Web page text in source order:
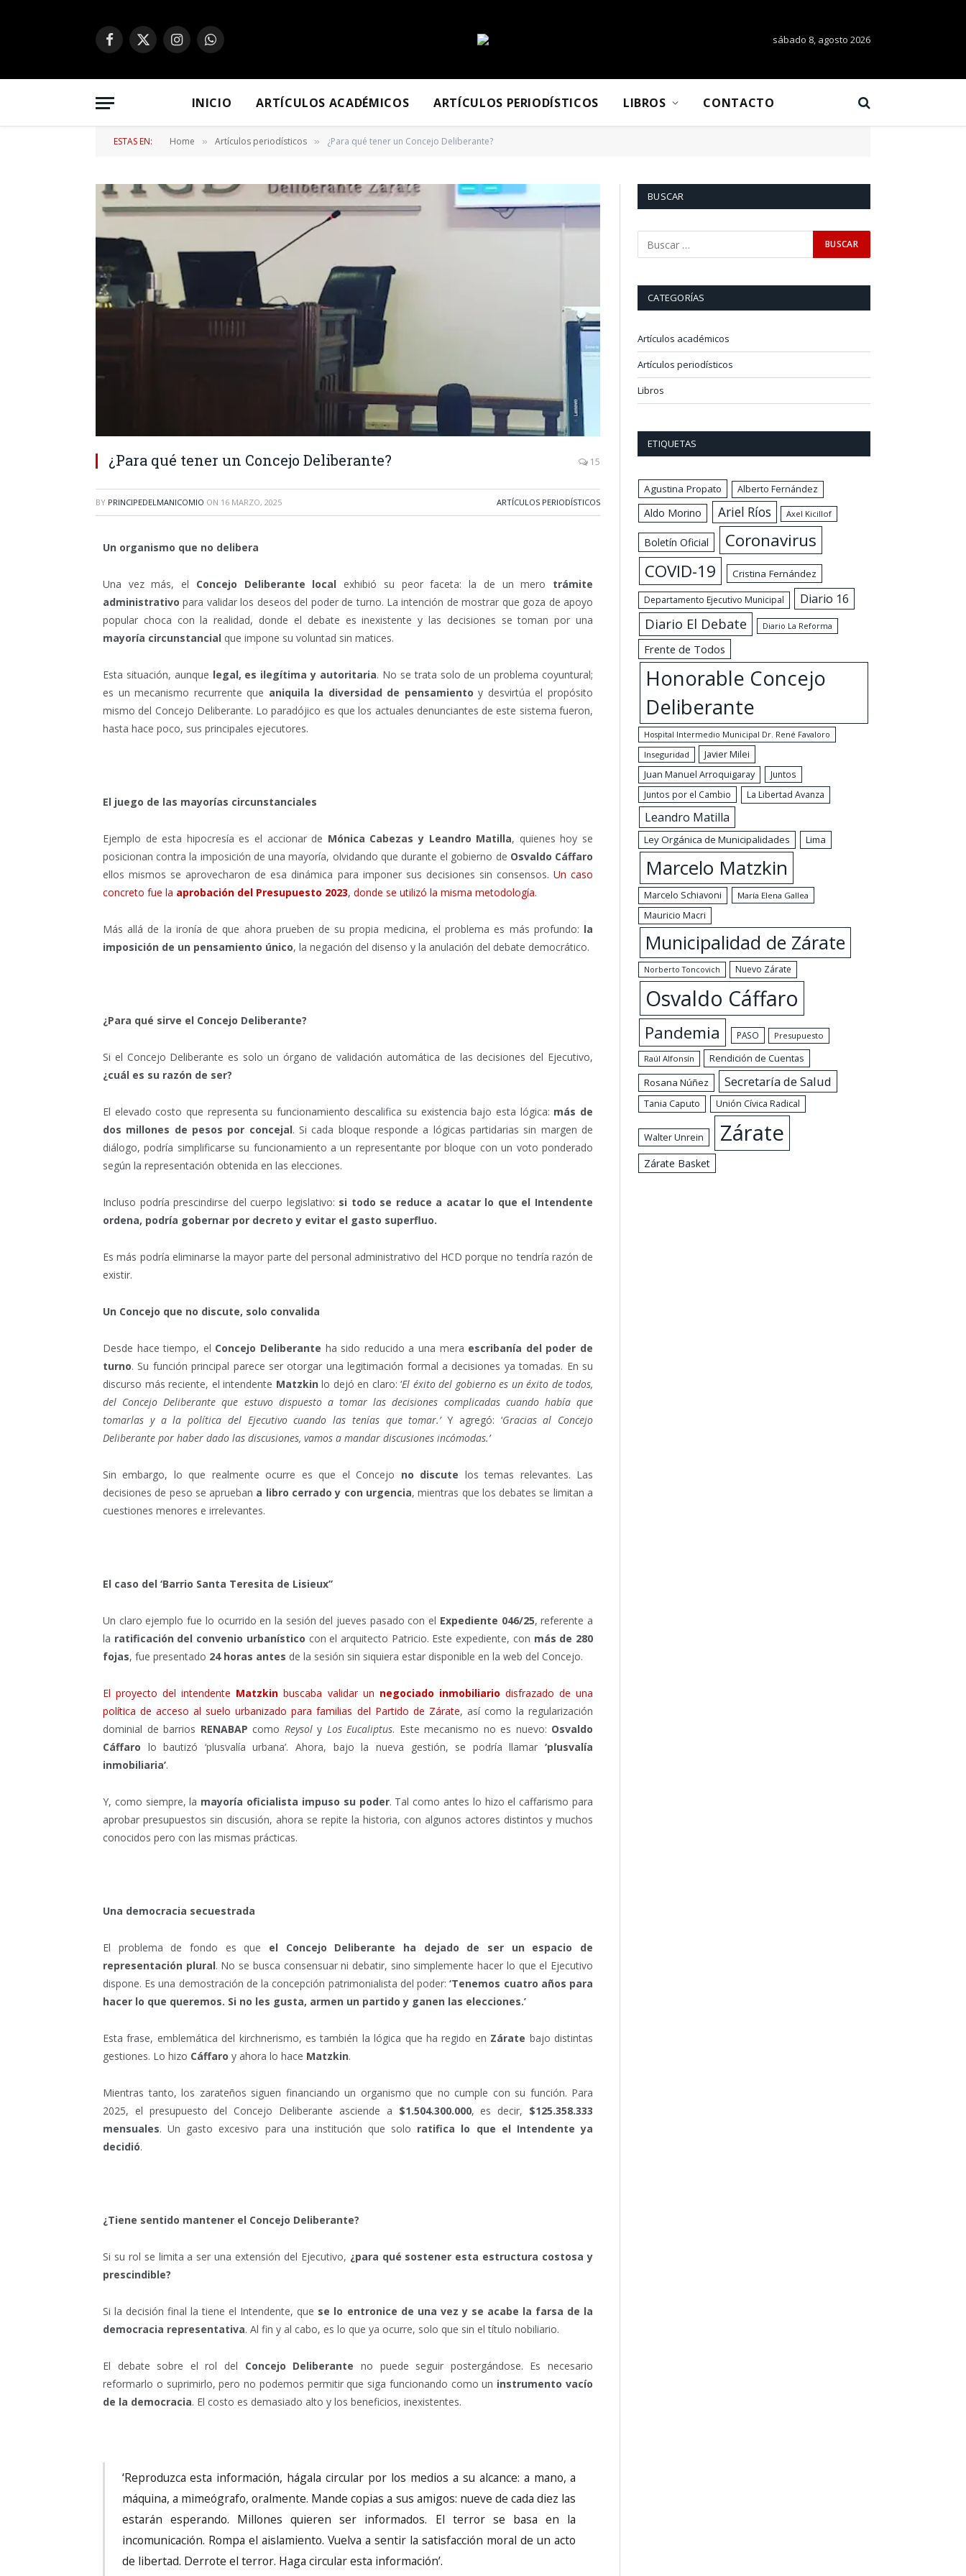
Facebook
X
InstagramWhatsApp sábado 8, agosto 2026
INICIO ARTÍCULOS ACADÉMICOS ARTÍCULOS PERIODÍSTICOS LIBROS CONTACTO
ESTAS EN: Home » Artículos periodísticos » ¿Para qué tener un Concejo Deliberante?
¿Para qué tener un Concejo Deliberante? 15
BY PRINCIPEDELMANICOMIO ON 16 MARZO, 2025 ARTÍCULOS PERIODÍSTICOS
Un organismo que no delibera
Una vez más, el Concejo Deliberante local exhibió su peor faceta: la de un mero trámite
administrativo para validar los deseos del poder de turno. La intención de mostrar que goza de apoyo
popular choca con la realidad, donde el debate es inexistente y las decisiones se toman por una
mayoría circunstancial que impone su voluntad sin matices.
Esta situación, aunque legal, es ilegítima y autoritaria. No se trata solo de un problema coyuntural;
es un mecanismo recurrente que aniquila la diversidad de pensamiento y desvirtúa el propósito
mismo del Concejo Deliberante. Lo paradójico es que los actuales denunciantes de este sistema fueron,
hasta hace poco, sus principales ejecutores.
El juego de las mayorías circunstanciales
Ejemplo de esta hipocresía es el accionar de Mónica Cabezas y Leandro Matilla, quienes hoy se
posicionan contra la imposición de una mayoría, olvidando que durante el gobierno de Osvaldo Cáffaro
ellos mismos se aprovecharon de esa dinámica para imponer sus decisiones sin consensos. Un caso
concreto fue la aprobación del Presupuesto 2023, donde se utilizó la misma metodología.
Más allá de la ironía de que ahora prueben de su propia medicina, el problema es más profundo: la
imposición de un pensamiento único, la negación del disenso y la anulación del debate democrático.
¿Para qué sirve el Concejo Deliberante?
Si el Concejo Deliberante es solo un órgano de validación automática de las decisiones del Ejecutivo,
¿cuál es su razón de ser?
El elevado costo que representa su funcionamiento descalifica su existencia bajo esta lógica: más de
dos millones de pesos por concejal. Si cada bloque responde a lógicas partidarias sin margen de
diálogo, podría simplificarse su funcionamiento a un representante por bloque con un voto ponderado
según la representación obtenida en las elecciones.
Incluso podría prescindirse del cuerpo legislativo: si todo se reduce a acatar lo que el Intendente
ordena, podría gobernar por decreto y evitar el gasto superfluo.
Es más podría eliminarse la mayor parte del personal administrativo del HCD porque no tendría razón de
existir.
Un Concejo que no discute, solo convalida
Desde hace tiempo, el Concejo Deliberante ha sido reducido a una mera escribanía del poder de
turno. Su función principal parece ser otorgar una legitimación formal a decisiones ya tomadas. En su
discurso más reciente, el intendente Matzkin lo dejó en claro: ‘El éxito del gobierno es un éxito de todos,
del Concejo Deliberante que estuvo dispuesto a tomar las decisiones complicadas cuando había que
tomarlas y a la política del Ejecutivo cuando las tenías que tomar.’ Y agregó: ‘Gracias al Concejo
Deliberante por haber dado las discusiones, vamos a mandar discusiones incómodas.’
Sin embargo, lo que realmente ocurre es que el Concejo no discute los temas relevantes. Las
decisiones de peso se aprueban a libro cerrado y con urgencia, mientras que los debates se limitan a
cuestiones menores e irrelevantes.
El caso del ‘Barrio Santa Teresita de Lisieux’’
Un claro ejemplo fue lo ocurrido en la sesión del jueves pasado con el Expediente 046/25, referente a
la ratificación del convenio urbanístico con el arquitecto Patricio. Este expediente, con más de 280
fojas, fue presentado 24 horas antes de la sesión sin siquiera estar disponible en la web del Concejo.
El proyecto del intendente Matzkin buscaba validar un negociado inmobiliario disfrazado de una
política de acceso al suelo urbanizado para familias del Partido de Zárate, así como la regularización
dominial de barrios RENABAP como Reysoly Los Eucaliptus. Este mecanismo no es nuevo: Osvaldo
Cáffaro lo bautizó ‘plusvalía urbana’. Ahora, bajo la nueva gestión, se podría llamar ‘plusvalía
inmobiliaria’.
Y, como siempre, la mayoría oficialista impuso su poder. Tal como antes lo hizo el caffarismo para
aprobar presupuestos sin discusión, ahora se repite la historia, con algunos actores distintos y muchos
conocidos pero con las mismas prácticas.
Una democracia secuestrada
El problema de fondo es que el Concejo Deliberante ha dejado de ser un espacio de
representación plural. No se busca consensuar ni debatir, sino simplemente hacer lo que el Ejecutivo
dispone. Es una demostración de la concepción patrimonialista del poder:‘Tenemos cuatro años para
hacer lo que queremos. Si no les gusta, armen un partido y ganen las elecciones.’
Esta frase, emblemática del kirchnerismo, es también la lógica que ha regido en Zárate bajo distintas
gestiones. Lo hizo Cáffaro y ahora lo hace Matzkin.
Mientras tanto, los zarateños siguen financiando un organismo que no cumple con su función. Para
2025, el presupuesto del Concejo Deliberante asciende a $1.504.300.000, es decir, $125.358.333
mensuales. Un gasto excesivo para una institución que solo ratifica lo que el Intendente ya
decidió.
¿Tiene sentido mantener el Concejo Deliberante?
Si su rol se limita a ser una extensión del Ejecutivo, ¿para qué sostener esta estructura costosa y
prescindible?
Si la decisión final la tiene el Intendente, que se lo entronice de una vez y se acabe la farsa de la
democracia representativa. Al fin y al cabo, es lo que ya ocurre, solo que sin el título nobiliario.
El debate sobre el rol del Concejo Deliberante no puede seguir postergándose. Es necesario
reformarlo o suprimirlo, pero no podemos permitir que siga funcionando como un instrumento vacío
de la democracia. El costo es demasiado alto y los beneficios, inexistentes.
‘Reproduzca esta información, hágala circular por los medios a su alcance: a mano, a
máquina, a mimeógrafo, oralmente. Mande copias a sus amigos: nueve de cada diez las
estarán esperando. Millones quieren ser informados. El terror se basa en la
incomunicación. Rompa el aislamiento. Vuelva a sentir la satisfacción moral de un acto
de libertad. Derrote el terror. Haga circular esta información’.
BUSCAR
CATEGORÍAS
Artículos académicos
Artículos periodísticos
Libros
ETIQUETAS
Agustina Propato Alberto Fernández
Aldo Morino Ariel Ríos Axel Kicillof
Boletín Oficial
Coronavirus
COVID-19
Cristina Fernández
Departamento Ejecutivo Municipal Diario 16
Diario El Debate Diario La Reforma
Frente de Todos
Honorable Concejo
Deliberante
Hospital Intermedio Municipal Dr. René Favaloro
Inseguridad
Javier Milei
Juan Manuel Arroquigaray
Juntos
Juntos por el Cambio
La Libertad Avanza
Leandro Matilla
Ley Orgánica de Municipalidades Lima
Marcelo Matzkin
Marcelo Schiavoni María Elena Gallea
Mauricio Macri
Municipalidad de Zárate
Norberto Toncovich Nuevo Zárate
Osvaldo Cáffaro
Pandemia PASO Presupuesto
Raúl Alfonsín
Rendición de Cuentas
Rosana Núñez
Secretaría de Salud
Tania Caputo Unión Cívica Radical
Walter Unrein Zárate
Zárate Basket